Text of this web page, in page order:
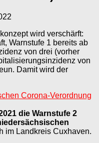
wird verschärft:
Warnstufe 1 bereits ab
von drei (vorher
von
Damit wird der
Corona-Verordnung
die Warnstufe 2
im Landkreis Cuxhaven.